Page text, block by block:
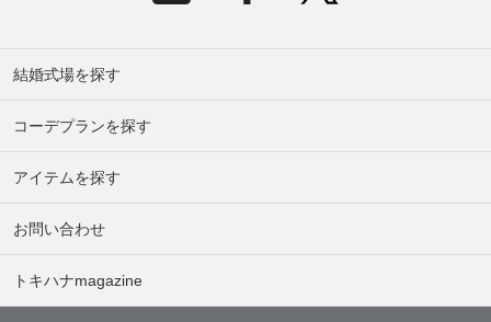
結婚式場を探す
コーデプランを探す
アイテムを探す
お問い合わせ
トキハナmagazine